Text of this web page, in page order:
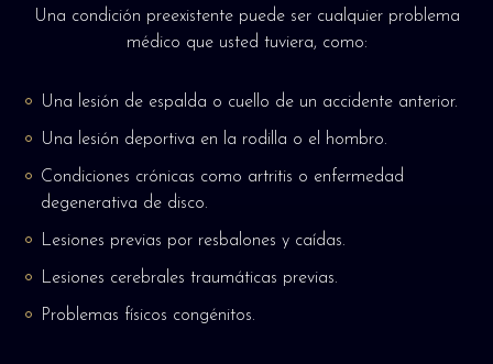
Una condición preexistente puede ser cualquier problema
médico que usted tuviera, como:
Una lesión de espalda o cuello de un accidente anterior.
Una lesión deportiva en la rodilla o el hombro.
Condiciones crónicas como artritis o enfermedad
degenerativa de disco.
Lesiones previas por resbalones y caídas.
Lesiones cerebrales traumáticas previas.
Problemas físicos congénitos.